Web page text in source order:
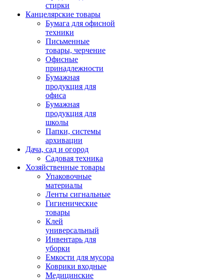
стирки
Канцелярские товары
Бумага для офисной
техники
Письменные
товары, черчение
Офисные
принадлежности
Бумажная
продукция для
офиса
Бумажная
продукция для
школы
Папки, системы
архивации
Дача, сад и огород
Садовая техника
Хозяйственные товары
Упаковочные
материалы
Ленты сигнальные
Гигиенические
товары
Клей
универсальный
Инвентарь для
уборки
Емкости для мусора
Коврики входные
Медицинские